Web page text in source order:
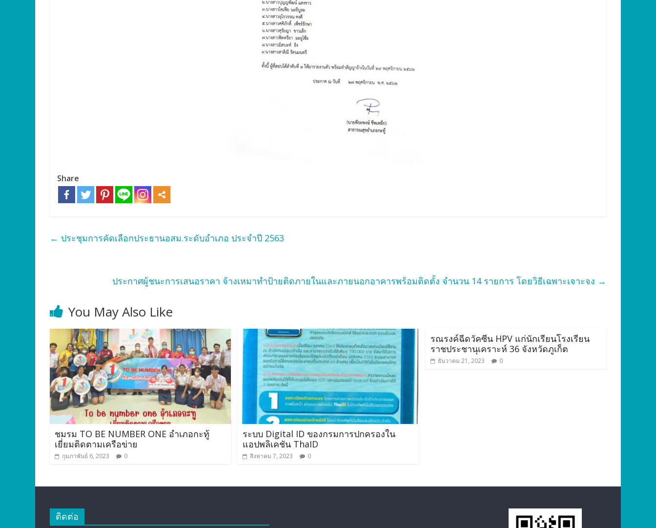
Share
← ประชุมการคัดเลือกประธานอสม.ระดับอำเภอ ประจำปี 2563
ประกาศผู้ชนะการเสนอราคา จ้างเหมาทำป้ายติดภายในและภายนอกอาคารพร้อมติดตั้ง จำนวน 14 รายการ โดยวิธีเฉพาะเจาะจง →
You May Also Like
ชมรม TO BE NUMBER ONE อำเภอกะทู้
เยี่ยมติดตามเครือข่าย
กุมภาพันธ์ 6, 2023 0
ระบบ Digital ID ของกรมการปกครองใน
แอปพลิเคชัน ThaID
สิงหาคม 7, 2023 0
รณรงค์ฉีดวัคซีน HPV แก่นักเรียนโรงเรียน
ราชประชานุเคราะห์ 36 จังหวัดภูเก็ต
ธันวาคม 21, 2023 0
ติดต่อ